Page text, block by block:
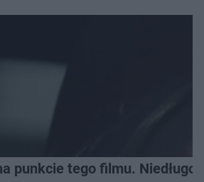
punkcie tego filmu. Niedługo